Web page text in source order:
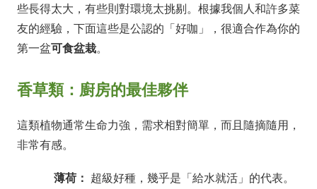
些長得太大，有些則對環境太挑剔。根據我個人和許多菜
友的經驗，下面這些是公認的「好咖」，很適合作為你的
第一盆可食盆栽。
香草類：廚房的最佳夥伴
這類植物通常生命力強，需求相對簡單，而且隨摘隨用，
非常有感。
薄荷： 超級好種，幾乎是「給水就活」的代表。